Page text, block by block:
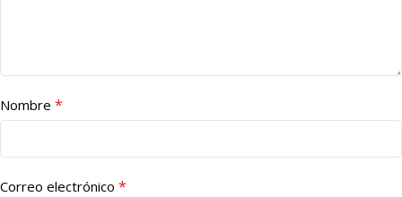
Nombre *
Correo electrónico *